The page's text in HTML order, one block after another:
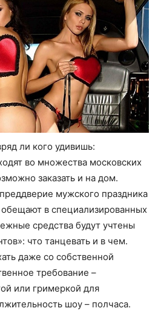
ли кого удивишь:
во множества московских
заказать и на дом.
мужского праздника
в специализированных
средства будут учтены
что танцевать и в чем.
даже со собственной
требование –
или гримеркой для
шоу – полчаса.